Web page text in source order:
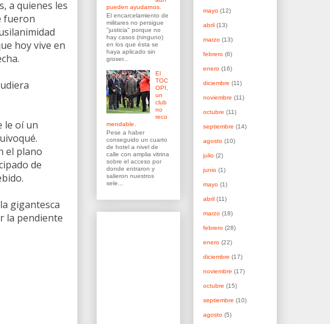
a quienes les
fueron
hoy vive en
le oí un
el plano
de
gigantesca
la pendiente
pueden ayudarnos.
El encarcelamiento de
militares no persigue
"justicia" porque no
hay casos (ninguno)
en los que ésta se
haya aplicado sin
groser...
El
TOC
OPI,
un
club
no
reco
mendable.
Pese a haber
conseguido un cuarto
de hotel a nivel de
calle con amplia vitrina
sobre el acceso por
donde entraron y
salieron nuestros
sele...
mayo (12)
abril (13)
marzo (13)
febrero (6)
enero (16)
diciembre (11)
noviembre (11)
octubre (11)
septiembre (14)
agosto (10)
julio (2)
junio (1)
mayo (1)
abril (11)
marzo (18)
febrero (28)
enero (22)
diciembre (17)
noviembre (17)
octubre (15)
septiembre (10)
agosto (5)